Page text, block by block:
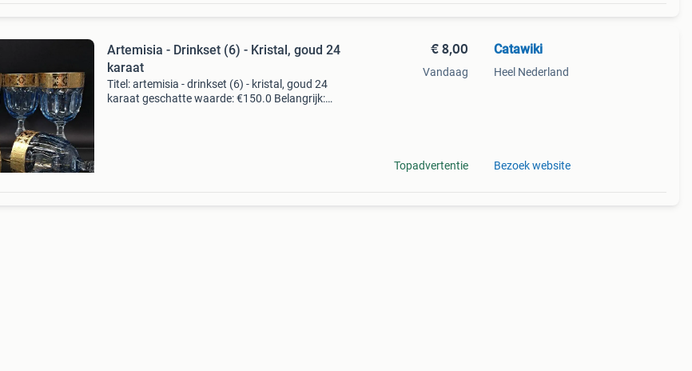
Artemisia - Drinkset (6) - Kristal, goud 24
karaat
Titel: artemisia - drinkset (6) - kristal, goud 24
karaat geschatte waarde: €150.0 Belangrijk:
€ 8,00
Vandaag
Topadvertentie
Catawiki
Heel Nederland
Bezoek website